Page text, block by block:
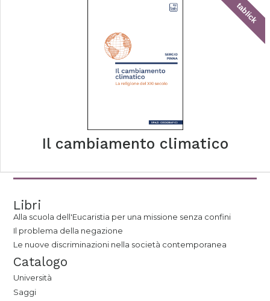
tablick
Il cambiamento climatico
Libri
Alla scuola dell'Eucaristia per una missione senza confini
Il problema della negazione
Le nuove discriminazioni nella società contemporanea
Catalogo
Università
Saggi